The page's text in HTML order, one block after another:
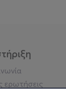
ερωτήσεις